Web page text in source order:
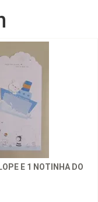
E 1 NOTINHA DO